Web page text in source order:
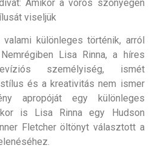
Amikor a vörös szőnyegen
viseljük
különleges történik, arról
Lisa Rinna, a híres
személyiség, ismét
és a kreativitás nem ismer
apropóját egy különleges
is Lisa Rinna egy Hudson
Fletcher öltönyt választott a